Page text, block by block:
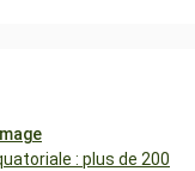
: plus de 200